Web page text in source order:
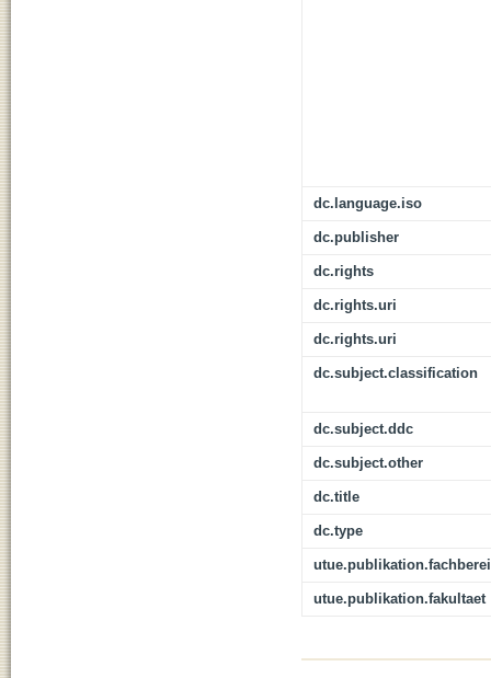
dc.language.iso
dc.publisher
dc.rights
dc.rights.uri
dc.rights.uri
dc.subject.classification
dc.subject.ddc
dc.subject.other
dc.title
dc.type
utue.publikation.fakultaet